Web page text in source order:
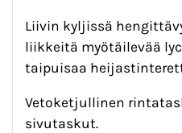
Liivin kyljissä
liikkeitä myötäilevää
taipuisaa
Vetoketjullinen
sivutaskut.